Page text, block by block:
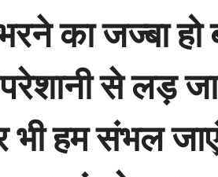
का जज्बा हो
से लड़
भी हम संभल